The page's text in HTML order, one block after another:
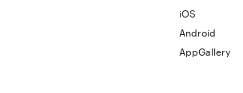
iOS
Android
AppGallery